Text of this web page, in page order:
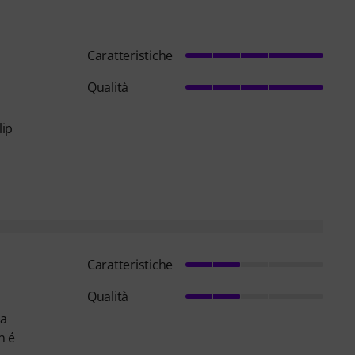
Caratteristiche
Qualità
é
Caratteristiche
Qualità